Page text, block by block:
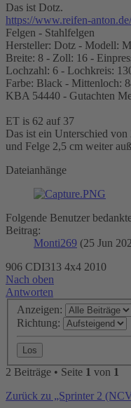
Das ist Dotz.
https://www.reifen-
Felgen - Stahlfelgen
Hersteller: Dotz - Modell:
Breite: 8 - Zoll: 16 -
Lochzahl: 6 - Lochkreis:
Farbe: Black - Mittenloch:
KBA 54440 - Gutachten
ET is 62 auf 37
Das ist ein Unterschied von
und Felge 2,5 cm weiter
Dateianhänge
Folgende Benutzer
Beitrag:
Monti269 (25 Jun
906 CDI313 4x4 2010
Nach oben
Antworten
Anzeigen:
Richtung:
2 Beiträge • Seite 1 von 1
Zurück zu „Sprinter 2